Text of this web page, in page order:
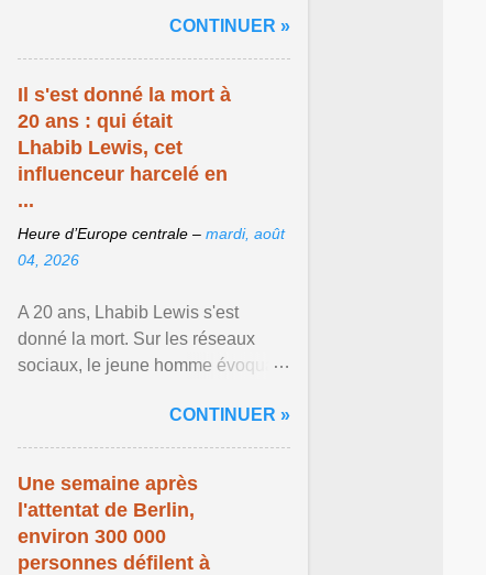
de Berlin ... Afficher l'article ...
CONTINUER »
Il s'est donné la mort à
20 ans : qui était
Lhabib Lewis, cet
influenceur harcelé en
...
Heure d’Europe centrale – mardi, août
04, 2026
A 20 ans, Lhabib Lewis s'est
donné la mort. Sur les réseaux
sociaux, le jeune homme évoquait
santé mentale, sa sexualité et
Afficher l'article ...
CONTINUER »
Une semaine après
l'attentat de Berlin,
environ 300 000
personnes défilent à